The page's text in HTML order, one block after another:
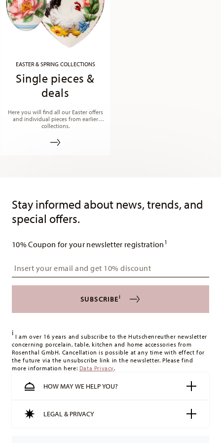
EASTER & SPRING COLLECTIONS
Single pieces &
deals
Here you will find all our Easter offers
and individual pieces from earlier
collections.
Stay informed about news, trends, and
special offers.
10% Coupon for your newsletter registration 1
SUBSCRIBEi
i I am over 16 years and subscribe to the Hutschenreuther newsletter
concerning porcelain, table, kitchen and home accessories from
Rosenthal GmbH. Cancellation is possible at any time with effect for
the future via the unsubscribe link in the newsletter. Please find
more information here: Data Privacy.
HOW MAY WE HELP YOU?
LEGAL & PRIVACY